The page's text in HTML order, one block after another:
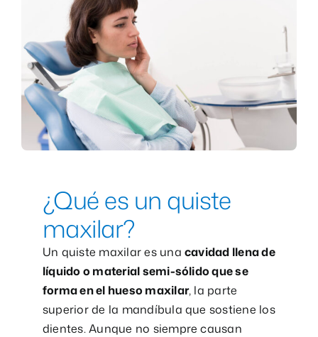
¿Qué es un quiste
maxilar?
Un quiste maxilar es una cavidad llena de
líquido o material semi-sólido que se
forma en el hueso maxilar, la parte
superior de la mandíbula que sostiene los
dientes. Aunque no siempre causan